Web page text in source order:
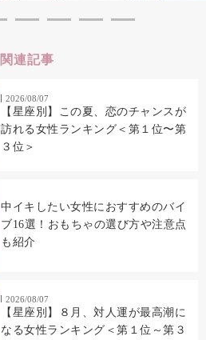
関連記事
2026/08/07
【星座別】この夏、恋のチャンスが
訪れる女性ランキング＜第１位〜第
３位＞
中イキしたい女性におすすめのバイ
ブ16選！おもちゃの選び方や注意点
も紹介
2026/08/07
【星座別】８月、対人運が最高潮に
なる女性ランキング＜第１位～第３